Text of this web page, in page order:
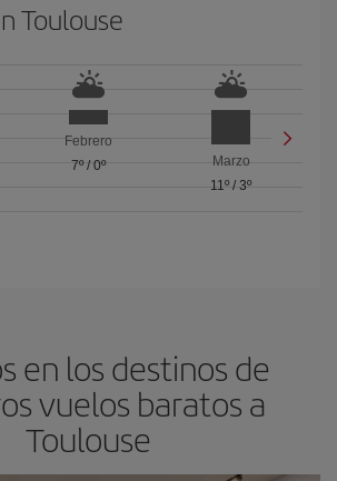
Toulouse
Febrero
7º/ 0º
Marzo
11º /3º
en los destinos de
vuelos baratos a
Toulouse